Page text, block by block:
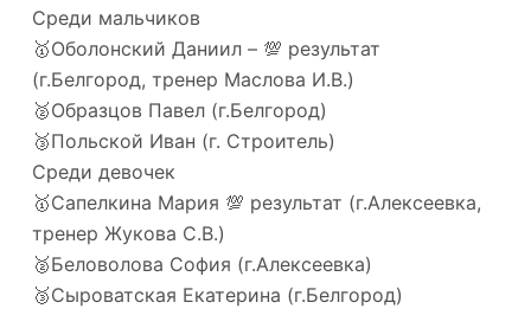
Среди мальчиков
🥇Оболонский Даниил – 💯 результат
(г.Белгород, тренер Маслова И.В.)
🥈Образцов Павел (г.Белгород)
🥉Польской Иван (г. Строитель)
Среди девочек
🥇Сапелкина Мария 💯 результат (г.Алексеевка,
тренер Жукова С.В.)
🥈Беловолова София (г.Алексеевка)
🥉Сыроватская Екатерина (г.Белгород)